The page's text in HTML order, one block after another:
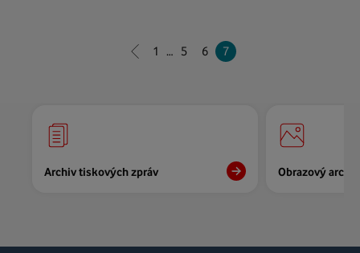
1 … 5 6 7
Archiv tiskových zpráv Obrazový archiv